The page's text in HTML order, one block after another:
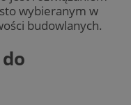
wybieranym w
budowlanych.